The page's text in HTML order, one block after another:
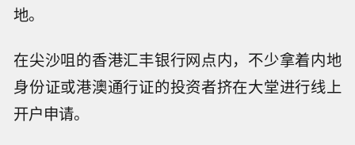
地。
在尖沙咀的香港汇丰银行网点内，不少拿着内地
身份证或港澳通行证的投资者挤在大堂进行线上
开户申请。